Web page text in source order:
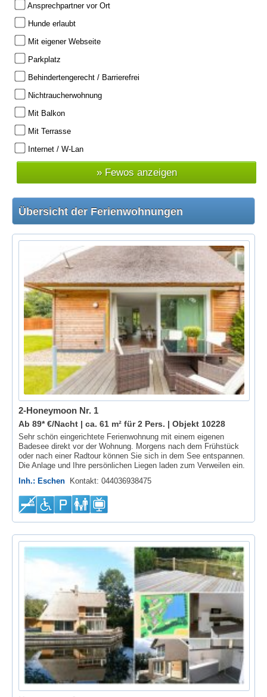
Ansprechpartner vor Ort
Hunde erlaubt
Mit eigener Webseite
Parkplatz
Behindertengerecht / Barrierefrei
Nichtraucherwohnung
Mit Balkon
Mit Terrasse
Internet / W-Lan
Übersicht der Ferienwohnungen
2-Honeymoon Nr. 1
Ab 89* €/Nacht | ca. 61 m² für 2 Pers. | Objekt 10228
Sehr schön eingerichtete Ferienwohnung mit einem eigenen
Badesee direkt vor der Wohnung. Morgens nach dem Frühstück
oder nach einer Radtour können Sie sich in dem See entspannen.
Die Anlage und Ihre persönlichen Liegen laden zum Verweilen ein.
Inh.: Eschen Kontakt: 044036938475